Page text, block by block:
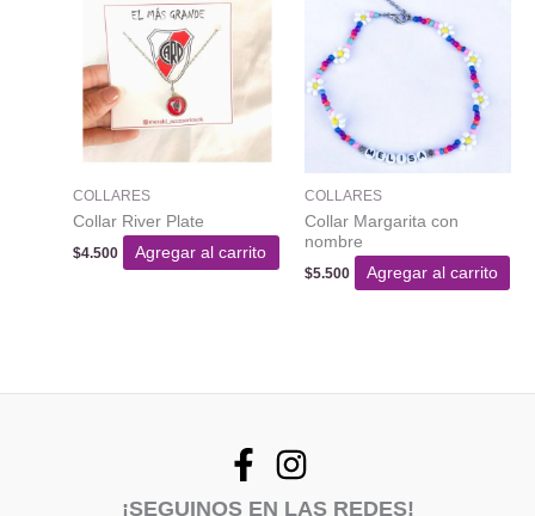
variantes.
elegir
página
del
producto
COLLARES
Collar River Plate
$4.500 Agregar al carrito
COLLARES
Collar Margarita con
nombre
$5.500 Agregar al carrito
¡SEGUINOS EN LAS REDES!